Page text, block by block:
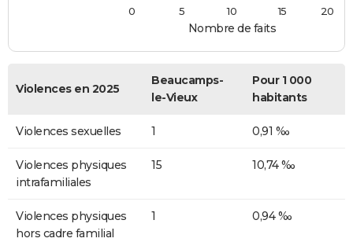
Nombre de faits
0
5 10 15 20
Violences en 2025
Beaucamps-
le-Vieux
Pour 1 000
habitants
Violences sexuelles 1 0,91 ‰
Violences physiques
intrafamiliales
15 10,74 ‰
Violences physiques
hors cadre familial
1 0,94 ‰